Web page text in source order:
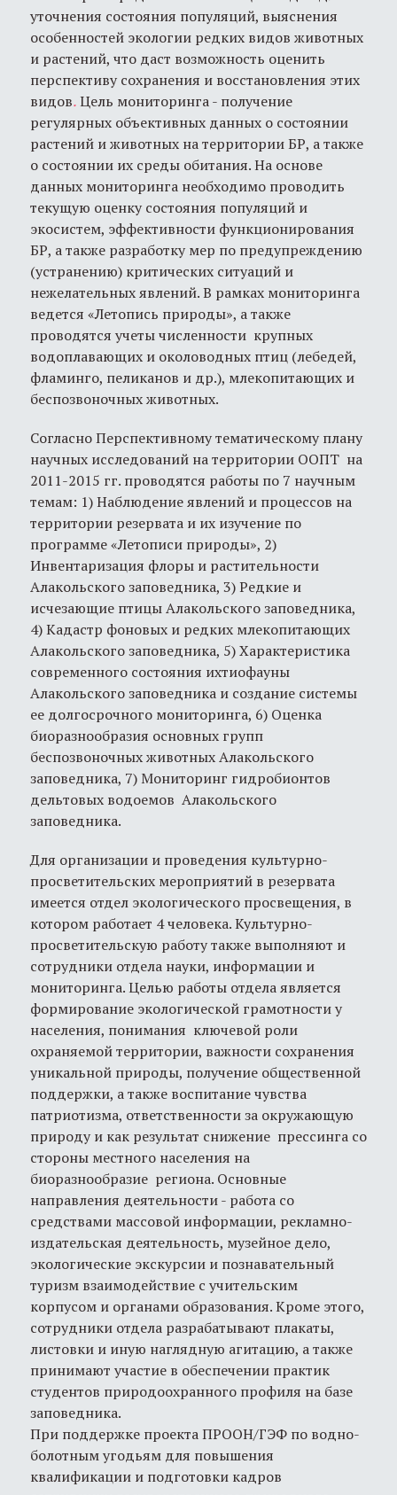
уточнения состояния популяций, выяснения
особенностей экологии редких видов животных
и растений, что даст возможность оценить
перспективу сохранения и восстановления этих
видов.Цель мониторинга - получение
регулярных объективных данных о состоянии
растений и животных на территории БР, а также
о состоянии их среды обитания. На основе
данных мониторинга необходимо проводить
текущую оценку состояния популяций и
экосистем, эффективности функционирования
БР, а также разработку мер по предупреждению
(устранению) критических ситуаций и
нежелательных явлений. В рамках мониторинга
ведется «Летопись природы», а также
проводятся учеты численности крупных
водоплавающих и околоводных птиц (лебедей,
фламинго, пеликанов и др.), млекопитающих и
беспозвоночных животных.
Согласно Перспективному тематическому плану
научных исследований на территории ООПТ на
2011-2015 гг. проводятся работы по 7 научным
темам: 1) Наблюдение явлений и процессов на
территории резервата и их изучение по
программе «Летописи природы», 2)
Инвентаризация флоры и растительности
Алакольского заповедника, 3) Редкие и
исчезающие птицы Алакольского заповедника,
4) Кадастр фоновых и редких млекопитающих
Алакольского заповедника, 5) Характеристика
современного состояния ихтиофауны
Алакольского заповедника и создание системы
ее долгосрочного мониторинга, 6) Оценка
биоразнообразия основных групп
беспозвоночных животных Алакольского
заповедника, 7) Мониторинг гидробионтов
дельтовых водоемов Алакольского
заповедника.
Для организации и проведения культурно-
просветительских мероприятий в резервата
имеется отдел экологического просвещения, в
котором работает 4 человека. Культурно-
просветительскую работу также выполняют и
сотрудники отдела науки, информации и
мониторинга. Целью работы отдела является
формирование экологической грамотности у
населения, понимания ключевой роли
охраняемой территории, важности сохранения
уникальной природы, получение общественной
поддержки, а также воспитание чувства
патриотизма, ответственности за окружающую
природу и как результат снижение прессинга со
стороны местного населения на
биоразнообразие региона. Основные
направления деятельности - работа со
средствами массовой информации, рекламно-
издательская деятельность, музейное дело,
экологические экскурсии и познавательный
туризм взаимодействие с учительским
корпусом и органами образования. Кроме этого,
сотрудники отдела разрабатывают плакаты,
листовки и иную наглядную агитацию, а также
принимают участие в обеспечении практик
студентов природоохранного профиля на базе
заповедника.
При поддержке проекта ПРООН/ГЭФ по водно-
болотным угодьям для повышения
квалификации и подготовки кадров